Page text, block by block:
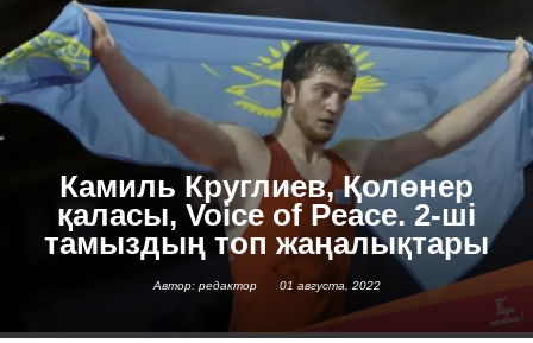
Камиль Круглиев, Қолөнер
қаласы, Voice of Peace. 2-ші
тамыздың топ жаңалықтары
Автор: редактор 01 августа, 2022